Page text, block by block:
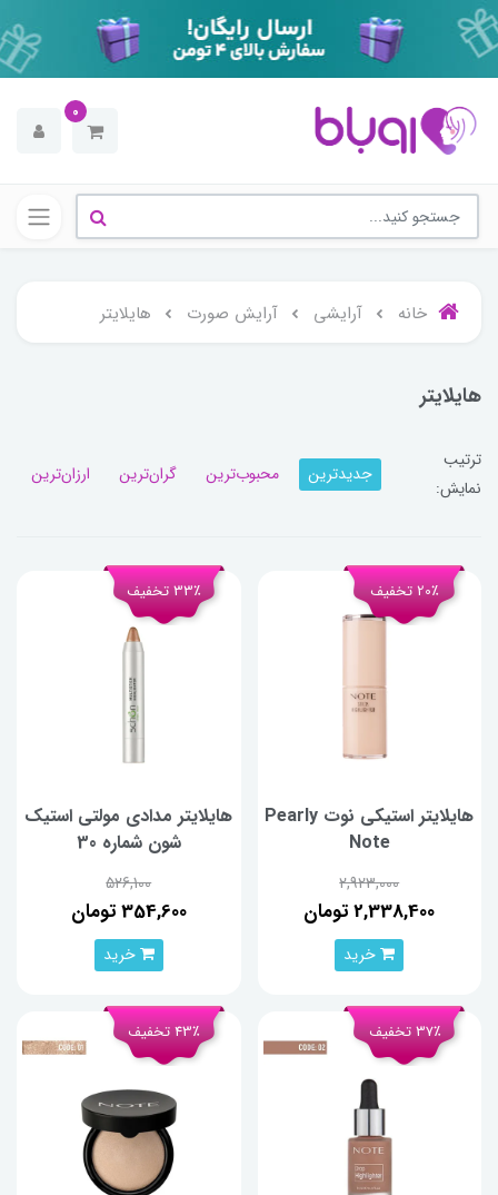
0
خانه آرایشی آرایش صورت هایلایتر
هایلایتر
ترتیب
نمایش:
جدیدترین محبوب‌ترین گران‌ترین ارزان‌ترین
هایلایتر استیکی نوت Pearly
Note
2,923,000
2,338,400 تومان
20٪ تخفیف
خرید
هایلایتر مدادی مولتی استیک
شون شماره 30
526,100
354,600 تومان
33٪ تخفیف
خرید
37٪ تخفیف 43٪ تخفیف